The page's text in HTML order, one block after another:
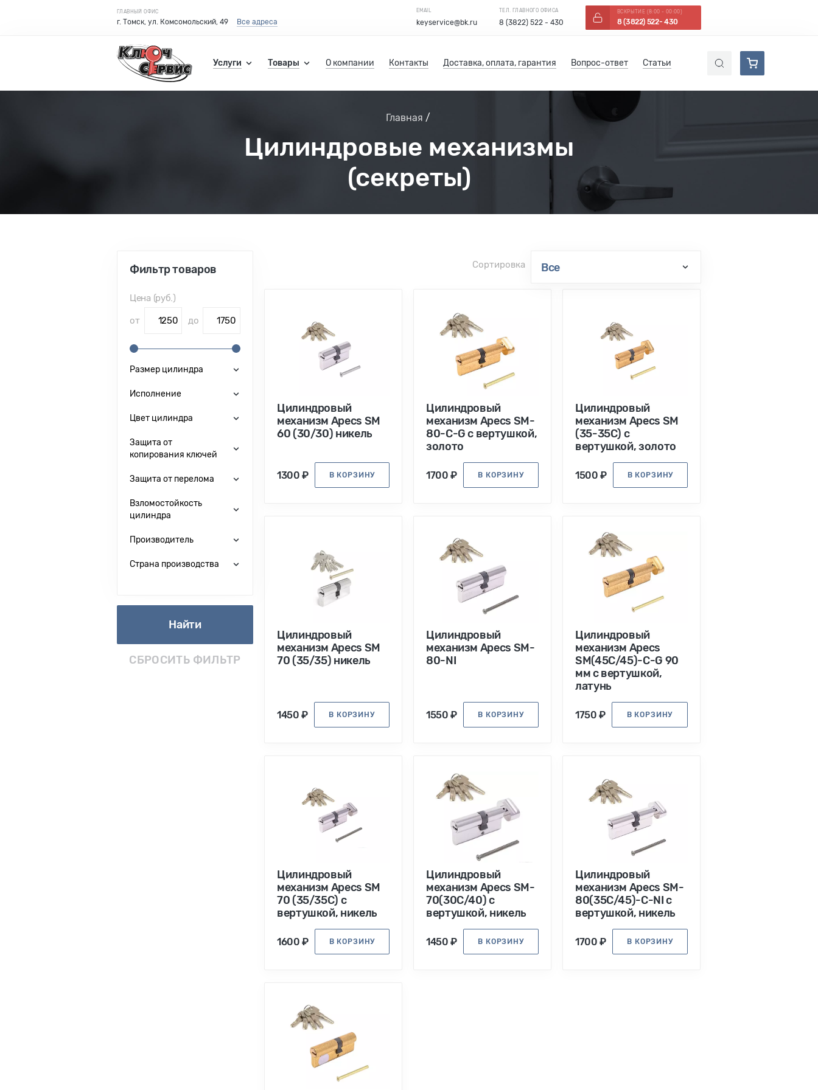
ГЛАВНЫЙ ОФИС
г. Томск, ул. Комсомольский, 49 Все адреса
EMAIL
keyservice@bk.ru
ТЕЛ. ГЛАВНОГО ОФИСА
8 (3822) 522 - 430
ВСКРЫТИЕ (8:00 - 00:00)
8 (3822) 522- 430
Услуги Товары О компании Контакты Доставка, оплата, гарантия Вопрос-ответ Статьи
Главная
Цилиндровые механизмы
(секреты)
Фильтртоваров
Цена (руб.)
от до
Размер цилиндра
Исполнение
Цвет цилиндра
Защита от
копирования ключей
Защита от перелома
Взломостойкость
цилиндра
Производитель
Страна производства
Найти
СБРОСИТЬ ФИЛЬТР
Сортировка Все
Цилиндровый
механизм Apecs SM
60 (30/30) никель
1300 ₽ В КОРЗИНУ
Цилиндровый
механизм Apecs SM-
80-C-G с вертушкой,
золото
1700 ₽ В КОРЗИНУ
Цилиндровый
механизм Apecs SМ
(35-35С) с
вертушкой, золото
1500 ₽ В КОРЗИНУ
Цилиндровый
механизм Apecs SM
70 (35/35) никель
1450 ₽ В КОРЗИНУ
Цилиндровый
механизм Apecs SM-
80-NI
1550 ₽ В КОРЗИНУ
Цилиндровый
механизм Apecs
SM(45C/45)-C-G 90
мм с вертушкой,
латунь
1750 ₽ В КОРЗИНУ
Цилиндровый
механизм Apecs SM
70 (35/35C) c
вертушкой, никель
1600 ₽ В КОРЗИНУ
Цилиндровый
механизм Apecs SM-
70(30C/40) с
вертушкой, никель
1450 ₽ В КОРЗИНУ
Цилиндровый
механизм Apecs SM-
80(35C/45)-C-NI с
вертушкой, никель
1700 ₽ В КОРЗИНУ